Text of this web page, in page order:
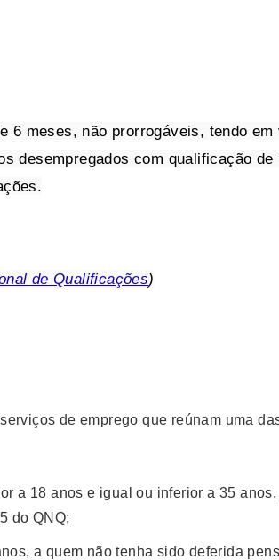
6 meses, não prorrogáveis, tendo
desempregados com qualificação
de Qualificações)
de emprego que reúnam uma
a 18 anos e igual ou inferior a 35
do QNQ;
a quem não tenha sido deferida